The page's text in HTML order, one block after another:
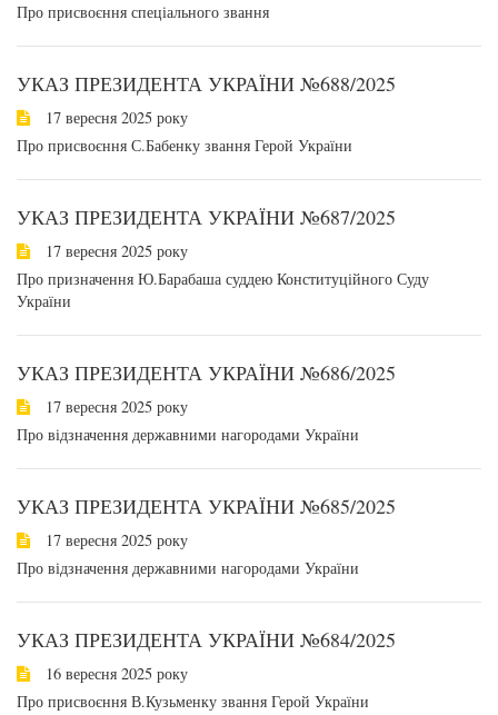
Про присвоєння спеціального звання
УКАЗ ПРЕЗИДЕНТА УКРАЇНИ №688/2025
17 вересня 2025 року
Про присвоєння С.Бабенку звання Герой України
УКАЗ ПРЕЗИДЕНТА УКРАЇНИ №687/2025
17 вересня 2025 року
Про призначення Ю.Барабаша суддею Конституційного Суду
України
УКАЗ ПРЕЗИДЕНТА УКРАЇНИ №686/2025
17 вересня 2025 року
Про відзначення державними нагородами України
УКАЗ ПРЕЗИДЕНТА УКРАЇНИ №685/2025
17 вересня 2025 року
Про відзначення державними нагородами України
УКАЗ ПРЕЗИДЕНТА УКРАЇНИ №684/2025
16 вересня 2025 року
Про присвоєння В.Кузьменку звання Герой України